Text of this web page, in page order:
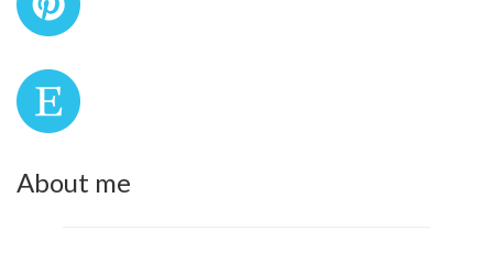
About me